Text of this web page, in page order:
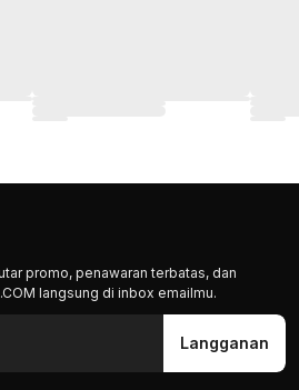
promo, penawaran terbatas, dan
langsung di inbox emailmu.
Langganan